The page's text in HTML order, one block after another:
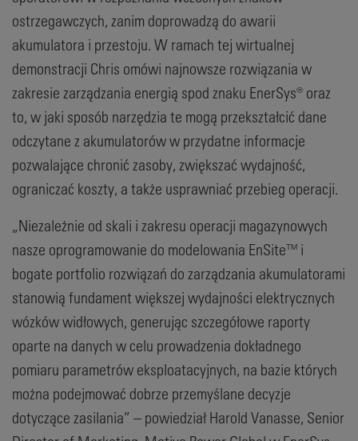
ostrzegawczych, zanim doprowadzą do awarii
akumulatora i przestoju. W ramach tej wirtualnej
demonstracji Chris omówi najnowsze rozwiązania w
zakresie zarządzania energią spod znaku EnerSys® oraz
to, w jaki sposób narzędzia te mogą przekształcić dane
odczytane z akumulatorów w przydatne informacje
pozwalające chronić zasoby, zwiększać wydajność,
ograniczać koszty, a także usprawniać przebieg operacji.
„Niezależnie od skali i zakresu operacji magazynowych
nasze oprogramowanie do modelowania EnSite™ i
bogate portfolio rozwiązań do zarządzania akumulatorami
stanowią fundament większej wydajności elektrycznych
wózków widłowych, generując szczegółowe raporty
oparte na danych w celu prowadzenia dokładnego
pomiaru parametrów eksploatacyjnych, na bazie których
można podejmować dobrze przemyślane decyzje
dotyczące zasilania” – powiedział Harold Vanasse, Senior